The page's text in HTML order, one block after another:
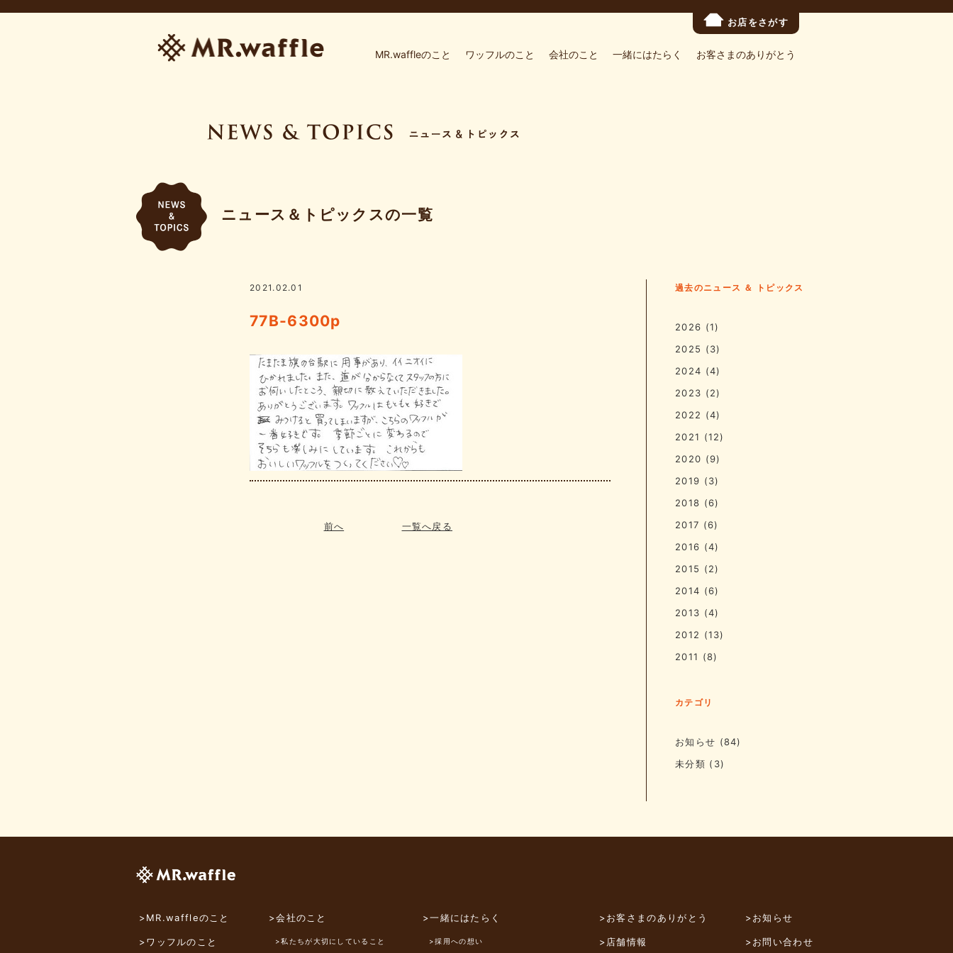
お店をさがす
MR.waffleのこと ワッフルのこと 会社のこと 一緒にはたらく お客さまのありがとう
ニュース＆トピックスの一覧
2021.02.01
77B-6300p
前へ 一覧へ戻る
過去のニュース ＆ トピックス
2026 (1)
2025 (3)
2024 (4)
2023 (2)
2022 (4)
2021 (12)
2020 (9)
2019 (3)
2018 (6)
2017 (6)
2016 (4)
2015 (2)
2014 (6)
2013 (4)
2012 (13)
2011 (8)
カテゴリ
お知らせ (84)
未分類 (3)
>MR.waffleのこと
>ワッフルのこと
>会社のこと
>私たちが大切にしていること
>一緒にはたらく
>採用への想い
>お客さまのありがとう
>店舗情報
>お知らせ
>お問い合わせ